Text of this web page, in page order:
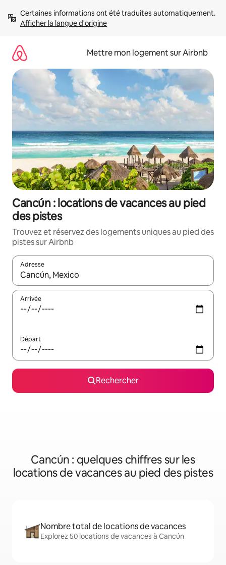
directement
Afficher la langue d'origine
Mettre mon logement sur Airbnb
Cancún : locations de vacances au pied
des pistes
Trouvez et réservez des logements uniques au pied des
pistes sur Airbnb
Adresse
Lorsque les résultats s'affichent, utilisez les flèches vers le
Arrivée
Départ
Rechercher
Cancún : quelques chiffres sur les
locations de vacances au pied des pistes
Nombre total de locations de vacances
Explorez 50 locations de vacances à Cancún